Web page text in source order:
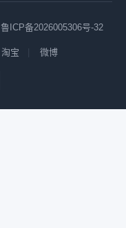
鲁ICP备2026005306号-32
淘宝 微博